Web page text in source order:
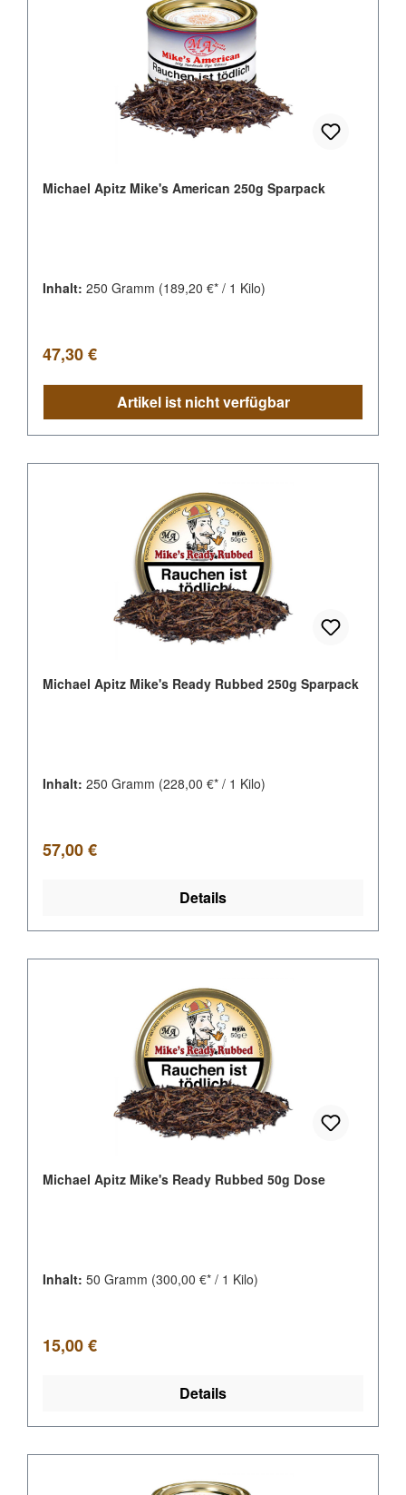
Michael Apitz Mike's American 250g Sparpack
Inhalt: 250 Gramm (189,20 €* / 1 Kilo)
Regulärer Preis:
47,30 €
Artikel ist nicht verfügbar
Michael Apitz Mike's Ready Rubbed 250g Sparpack
Inhalt: 250 Gramm (228,00 €* / 1 Kilo)
Regulärer Preis:
57,00 €
Details
Michael Apitz Mike's Ready Rubbed 50g Dose
Inhalt: 50 Gramm (300,00 €* / 1 Kilo)
Regulärer Preis:
15,00 €
Details